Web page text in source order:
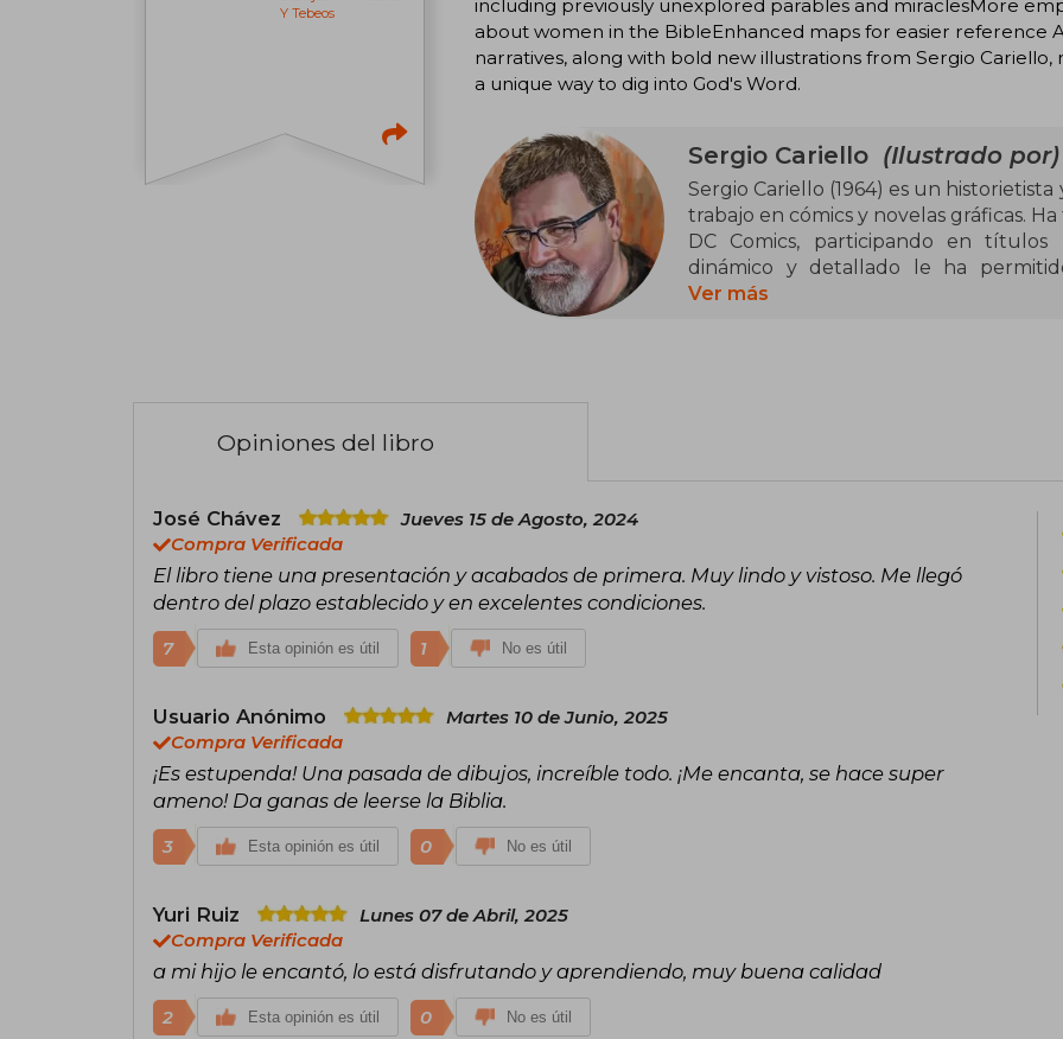
Y Tebeos
including previously unexplored parables and miraclesMore
about women in the BibleEnhanced maps for easier reference
narratives, along with bold new illustrations from Sergio
a unique way to dig into God's Word.
Sergio Cariello (Ilustrado por)
Sergio Cariello (1964) es un
trabajo en cómics y novelas gráficas.
DC Comics, participando en
dinámico y detallado le ha
proyectos dentro de la industria del
Ver más
Opiniones del libro
José Chávez
Jueves 15 de Agosto, 2024
Compra Verificada
El libro tiene una presentación y acabados de primera. Muy lindo y vistoso. Me llegó
dentro del plazo establecido y en excelentes condiciones.
7 Esta opinión es útil 1 No es útil
Usuario Anónimo
Martes 10 de Junio, 2025
Compra Verificada
¡Es estupenda! Una pasada de dibujos, increíble todo. ¡Me encanta, se hace super
ameno! Da ganas de leerse la Biblia.
3 Esta opinión es útil 0 No es útil
Yuri Ruiz
Lunes 07 de Abril, 2025
Compra Verificada
a mi hijo le encantó, lo está disfrutando y aprendiendo, muy buena calidad
2 Esta opinión es útil 0 No es útil